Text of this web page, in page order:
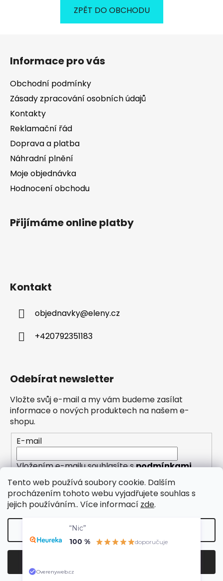
Tento web používá soubory cookie. Dalším
procházením tohoto webu vyjadřujete souhlas s
jejich používáním.. Více informací zde.
ZPĚT DO OBCHODU
Informace pro vás
Obchodní podmínky
Zásady zpracování osobních údajů
Kontakty
Reklamační řád
Doprava a platba
Náhradní plnění
Moje objednávka
Hodnocení obchodu
Přijímáme online platby
Kontakt
objednavky@eleny.cz
+420792351183
Odebírat newsletter
Vložte svůj e-mail a my vám budeme zasílat
informace o nových produktech na našem e-
shopu.
E-mail
Vložením e-mailu souhlasíte spodmínkami
ochrany osobních údajů
PŘIHLÁSIT SE
Upravit nastavení cookies
“Nic”
100 %
doporučuje
Overenyweb.cz